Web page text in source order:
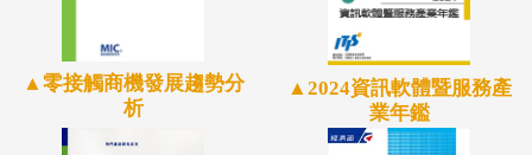
Systems, ADAS）「Co－Pilot」之概念。
隨著車輛的智慧化與連網化發展備受關注，軟體定義
汽車（Software Define Vehicle，SDV）已是未來車輛
發展的主要趨勢，成為產業界對於智慧汽車發展的共
▲零接觸商機發展趨勢分
析
▲2024資訊軟體暨服務產
業年鑑